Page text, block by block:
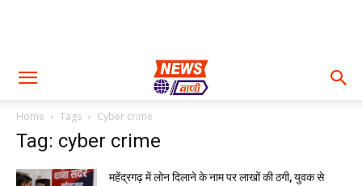
Home Tags Cyber crime
Tag: cyber crime
महेंद्रगढ़ में लोन दिलाने के नाम पर लाखों की ठगी, युवक से